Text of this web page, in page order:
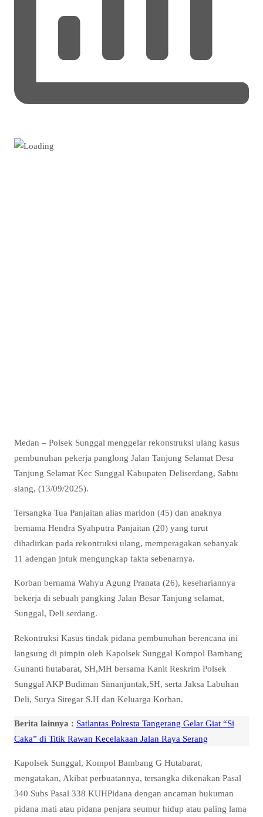
Medan – Polsek Sunggal menggelar rekonstruksi ulang kasus
pembunuhan pekerja panglong Jalan Tanjung Selamat Desa
Tanjung Selamat Kec Sunggal Kabupaten Deliserdang, Sabtu
siang, (13/09/2025).
Tersangka Tua Panjaitan alias maridon (45) dan anaknya
bernama Hendra Syahputra Panjaitan (20) yang turut
dihadirkan pada rekontruksi ulang, memperagakan sebanyak
11 adengan jntuk mengungkap fakta sebenarnya.
Korban bernama Wahyu Agung Pranata (26), kesehariannya
bekerja di sebuah pangking Jalan Besar Tanjung selamat,
Sunggal, Deli serdang.
Rekontruksi Kasus tindak pidana pembunuhan berencana ini
langsung di pimpin oleh Kapolsek Sunggal Kompol Bambang
Gunanti hutabarat, SH,MH bersama Kanit Reskrim Polsek
Sunggal AKP Budiman Simanjuntak,SH, serta Jaksa Labuhan
Deli, Surya Siregar S.H dan Keluarga Korban.
Berita lainnya : Satlantas Polresta Tangerang Gelar Giat “Si
Caka” di Titik Rawan Kecelakaan Jalan Raya Serang
Kapolsek Sunggal, Kompol Bambang G Hutabarat,
mengatakan, Akibat perbuatannya, tersangka dikenakan Pasal
340 Subs Pasal 338 KUHPidana dengan ancaman hukuman
pidana mati atau pidana penjara seumur hidup atau paling lama